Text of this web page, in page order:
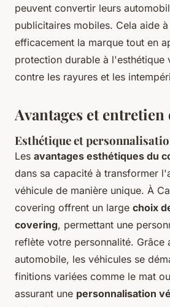
peuvent convertir leurs
publicitaires mobiles. Cela aide
efficacement la marque tout en
protection durable à l'esthétique
contre les rayures et les
Avantages et
Esthétique et
Les avantages esthétiques du
dans sa capacité à transformer
véhicule de manière unique. À
covering offrent un large choix
covering, permettant une
reflète votre personnalité. Grâce
automobile, les véhicules se
finitions variées comme le mat
assurant une personnalisation